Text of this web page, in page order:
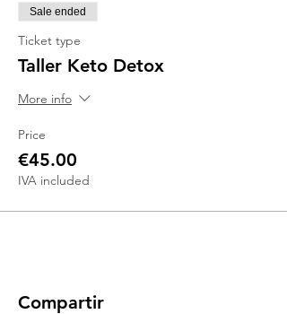
Sale ended
Ticket type
Taller Keto Detox
More info
Price
€45.00
IVA included
Compartir